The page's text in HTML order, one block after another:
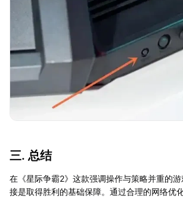
三. 总结
在《星际争霸2》这款强调操作与策略并重的
接是取得胜利的基础保障。通过合理的网络优